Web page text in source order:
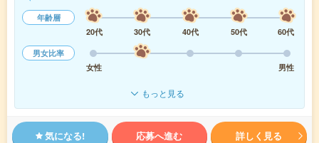
年齢層
20代
30代 40代 50代
60代
男女比率
女性
男性
もっと見る
気になる! 応募へ進む 詳しく見る